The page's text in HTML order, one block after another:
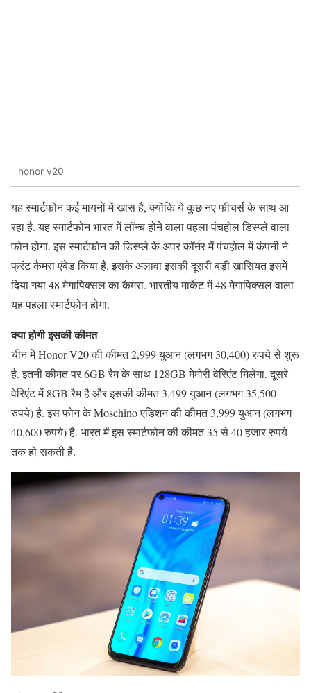
honor v20
यह स्मार्टफोन कई मायनों में खास है, क्योंकि ये कुछ नए फीचर्स के साथ आ
रहा है. यह स्मार्टफोन भारत में लॉन्च होने वाला पहला पंचहोल डिस्प्ले वाला
फोन होगा. इस स्मार्टफोन की डिस्प्ले के अपर कॉर्नर में पंचहोल में कंपनी ने
फ्रंट कैमरा एंबेड किया है. इसके अलावा इसकी दूसरी बड़ी खासियत इसमें
दिया गया 48 मेगापिक्सल का कैमरा. भारतीय मार्केट में 48 मेगापिक्सल वाला
यह पहला स्मार्टफोन होगा.
क्या होगी इसकी कीमत
चीन में Honor V20 की कीमत 2,999 युआन (लगभग 30,400) रुपये से शुरू
है. इतनी कीमत पर 6GB रैम के साथ 128GB मेमोरी वेरिएंट मिलेगा. दूसरे
वेरिएंट में 8GB रैम है और इसकी कीमत 3,499 युआन (लगभग 35,500
रुपये) है. इस फोन के Moschino एडिशन की कीमत 3,999 युआन (लगभग
40,600 रुपये) है. भारत में इस स्मार्टफोन की कीमत 35 से 40 हजार रुपये
तक हो सकती है.